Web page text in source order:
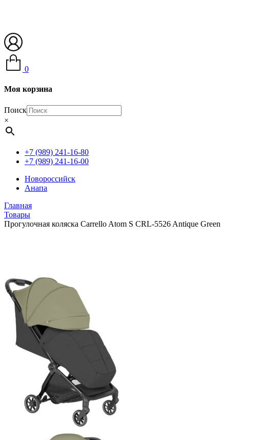
0
Моя корзина
Поиск
×
+7 (989) 241-16-80
+7 (989) 241-16-00
Новороссийск
Анапа
Главная
Товары
Прогулочная коляска Carrello Atom S CRL-5526 Antique Green